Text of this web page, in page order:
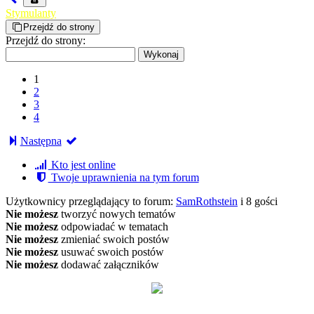
Stymulanty
Przejdź do strony
Przejdź do strony:
1
2
3
4
Następna
Kto jest online
Twoje uprawnienia na tym forum
Użytkownicy przeglądający to forum: SamRothstein i 8 gości
Nie możesz tworzyć nowych tematów
Nie możesz odpowiadać w tematach
Nie możesz zmieniać swoich postów
Nie możesz usuwać swoich postów
Nie możesz dodawać załączników